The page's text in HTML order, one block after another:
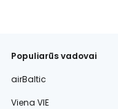
Populiarūs vadovai
airBaltic
Viena VIE